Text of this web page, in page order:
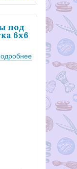
под
6х6